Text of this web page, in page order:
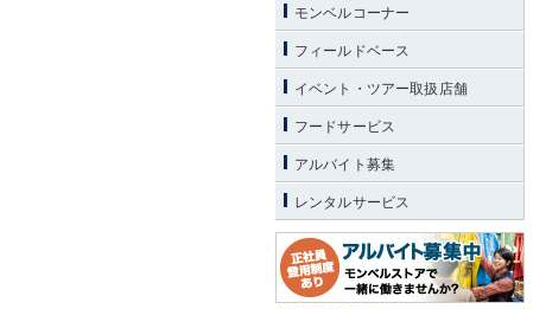
モンベルコーナー
フィールドベース
イベント・ツアー取扱店舗
フードサービス
アルバイト募集
レンタルサービス